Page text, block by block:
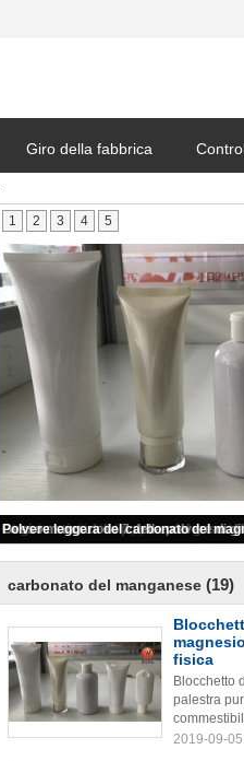
Giro della fabbrica
1 2 3 4 5
carbonato del manganese (19)
fisica
Blocchetto
palestra
2019-09-